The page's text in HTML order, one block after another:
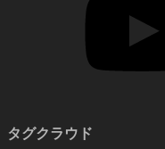
タグクラウド